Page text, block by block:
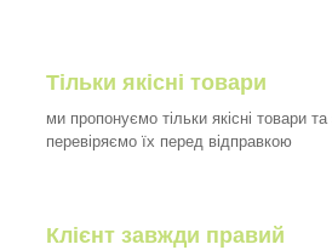
Тільки якісні товари
ми пропонуємо тільки якісні товари
перевіряємо їх перед відправкою
Клієнт завжди правий